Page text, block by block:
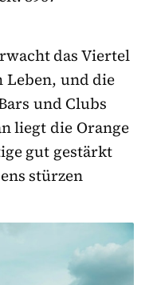
das Viertel
Leben, und die
und Clubs
liegt die Orange
gut gestärkt
stürzen